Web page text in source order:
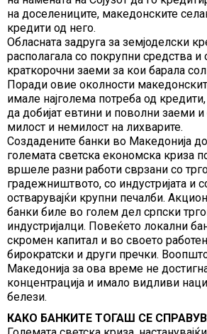
на доселениците, македонските
кредити од него.
Обласната задруга за земјоделски
располагала со покрупни средства и
краткорочни заеми за кои барала
Поради овие околности
имале најголема потреба од
да добијат евтини и поволни заеми
милост и немилост на лихварите.
Создадените банки во Македонија
големата светска економска криза
вршеле разни работи сврзани со
градежништвото, со индустријата и
остварувајќи крупни печалби.
банки биле во голем дел српски
индустријалци. Повеќето локални
скромен капитал и во своето
бирократски и други пречки.
Македонија за ова време не
концентрација и имало видливи
белези.
КАКО БАНКИТЕ ТОГАШ СЕ